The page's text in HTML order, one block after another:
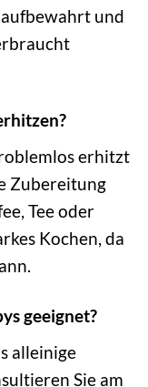
und
erhitzt
Zubereitung
Tee oder
Kochen, da
geeignet?
alleinige
Sie am